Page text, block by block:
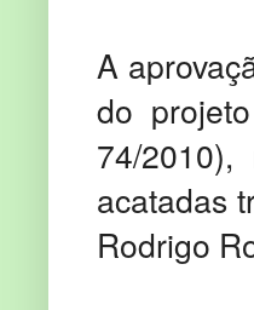
A
do
74/
acatadas
Rodrigo